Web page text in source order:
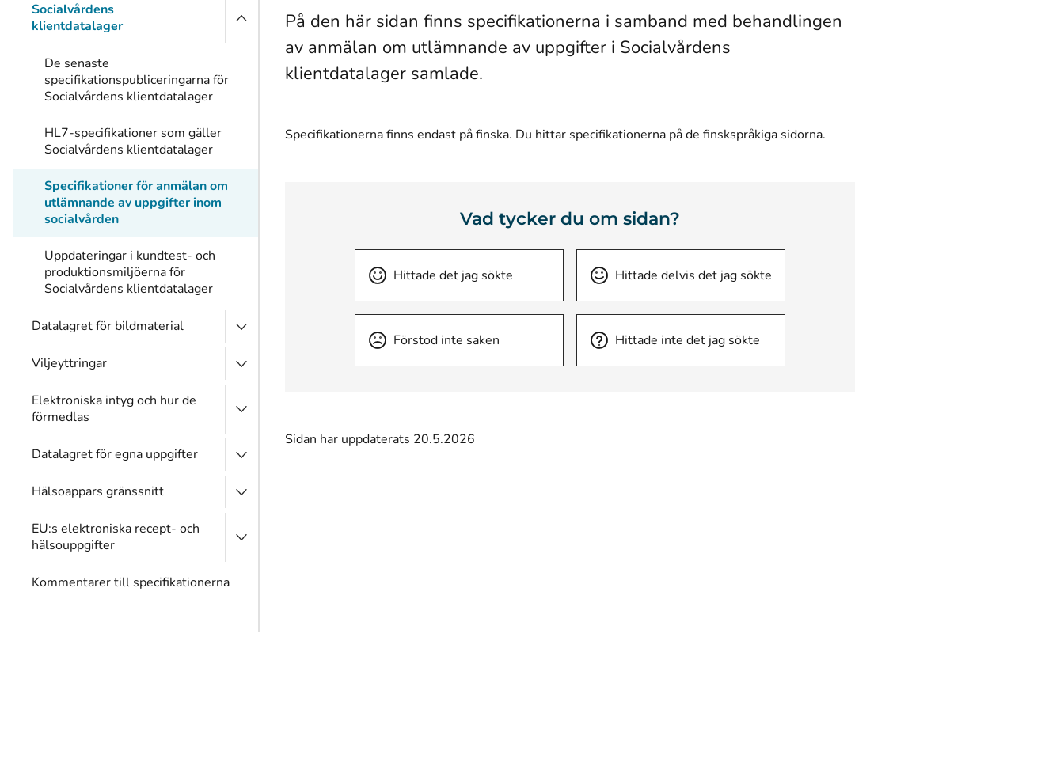
Socialvårdens
klientdatalager
De senaste
specifikationspubliceringarna för
Socialvårdens klientdatalager
HL7-specifikationer som gäller
Socialvårdens klientdatalager
Specifikationer för anmälan om
utlämnande av uppgifter inom
socialvården
Uppdateringar i kundtest- och
produktionsmiljöerna för
Socialvårdens klientdatalager
Datalagret för bildmaterial
Viljeyttringar
Elektroniska intyg och hur de
förmedlas
Datalagret för egna uppgifter
Hälsoappars gränssnitt
EU:s elektroniska recept- och
hälsouppgifter
Kommentarer till specifikationerna
På den här sidan finns specifikationerna i samband med behandlingen
av anmälan om utlämnande av uppgifter i Socialvårdens
klientdatalager samlade.
Specifikationerna finns endast på finska. Du hittar specifikationerna på de finskspråkiga sidorna.
Vad tycker du om sidan?
Hittade det jag sökte Hittade delvis det jag sökte
Förstod inte saken Hittade inte det jag sökte
Sidan har uppdaterats 20.5.2026